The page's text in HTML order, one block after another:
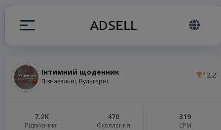
Інтимний щоденник
Пізнавальні, Вульгарні
12.2
7.2K
Підписники
470
Охоплення
319
СРМ